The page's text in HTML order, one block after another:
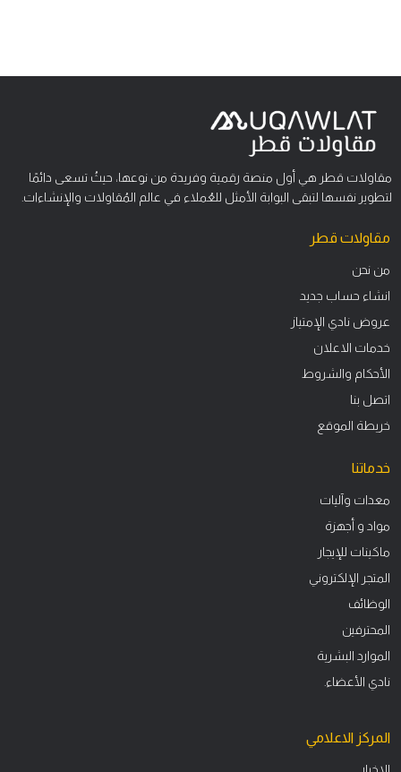
مقاولات قطر هي أول منصة رقمية وفريدة من نوعها، حيثُ تسعى دائمًا
لتطوير نفسها لتبقى البوابة الأمثل للعُملاء في عالم المُقاولات والإنشاءات.
مقاولات قطر
من نحن
انشاء حساب جديد
عروض نادي الإمتياز
خدمات الاعلان
الأحكام والشروط
اتصل بنا
خريطة الموقع
خدماتنا
معدات وآليات
مواد و أجهزة
ماكينات للإيجار
المتجر الإلكتروني
الوظائف
المحترفين
الموارد البشرية
نادي الأعضاء.
المركز الاعلامي
الاخبار